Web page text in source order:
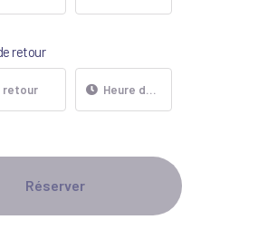
retour
Réserver